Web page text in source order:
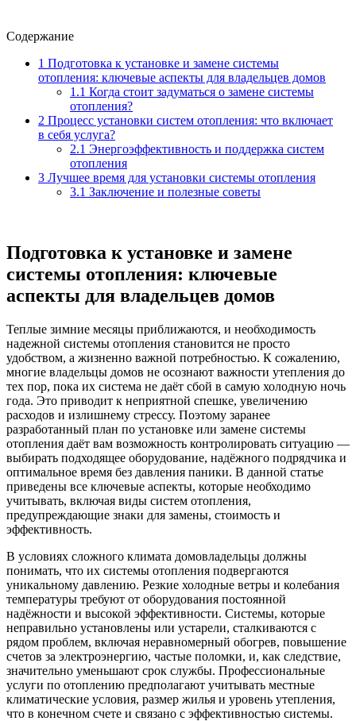
Содержание
1 Подготовка к установке и замене системы
отопления: ключевые аспекты для владельцев домов
1.1 Когда стоит задуматься о замене системы
отопления?
2 Процесс установки систем отопления: что включает
в себя услуга?
2.1 Энергоэффективность и поддержка систем
отопления
3 Лучшее время для установки системы отопления
3.1 Заключение и полезные советы
Подготовка к установке и замене
системы отопления: ключевые
аспекты для владельцев домов
Теплые зимние месяцы приближаются, и необходимость
надежной системы отопления становится не просто
удобством, а жизненно важной потребностью. К сожалению,
многие владельцы домов не осознают важности утепления до
тех пор, пока их система не даёт сбой в самую холодную ночь
года. Это приводит к неприятной спешке, увеличению
расходов и излишнему стрессу. Поэтому заранее
разработанный план по установке или замене системы
отопления даёт вам возможность контролировать ситуацию —
выбирать подходящее оборудование, надёжного подрядчика и
оптимальное время без давления паники. В данной статье
приведены все ключевые аспекты, которые необходимо
учитывать, включая виды систем отопления,
предупреждающие знаки для замены, стоимость и
эффективность.
В условиях сложного климата домовладельцы должны
понимать, что их системы отопления подвергаются
уникальному давлению. Резкие холодные ветры и колебания
температуры требуют от оборудования постоянной
надёжности и высокой эффективности. Системы, которые
неправильно установлены или устарели, сталкиваются с
рядом проблем, включая неравномерный обогрев, повышение
счетов за электроэнергию, частые поломки, и, как следствие,
значительно уменьшают срок службы. Профессиональные
услуги по отоплению предполагают учитывать местные
климатические условия, размер жилья и уровень утепления,
что в конечном счете и связано с эффективностью системы.